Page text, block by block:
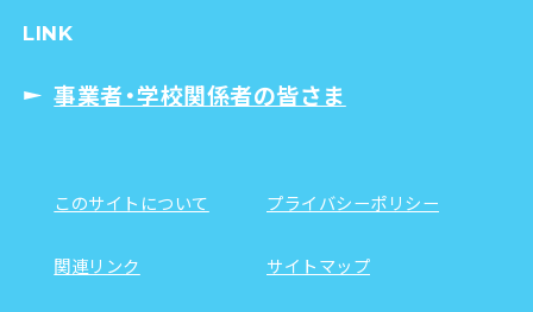
LINK
事業者・学校関係者の皆さま
このサイトについて プライバシーポリシー
関連リンク サイトマップ